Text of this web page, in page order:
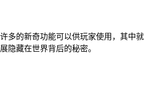
多的新奇功能可以供玩家使用，其中
隐藏在世界背后的秘密。